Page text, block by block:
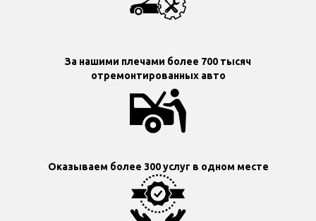
За нашими плечами более 700 тысяч
отремонтированных авто
Оказываем более 300 услуг в одном месте